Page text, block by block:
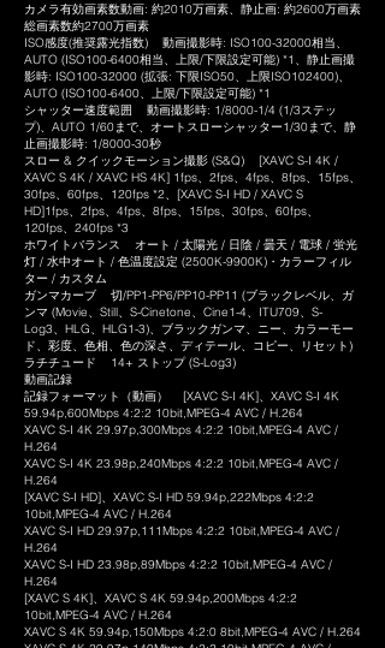
カメラ有効画素数動画: 約2010万画素、静止画: 約2600万画素
総画素数約2700万画素
ISO感度(推奨露光指数) 動画撮影時: ISO100-32000相当、
AUTO (ISO100-6400相当、上限/下限設定可能) *1、静止画撮
影時: ISO100-32000 (拡張: 下限ISO50、上限ISO102400)、
AUTO (ISO100-6400、上限/下限設定可能) *1
シャッター速度範囲 動画撮影時: 1/8000-1/4 (1/3ステッ
プ)、AUTO 1/60まで、オートスローシャッター1/30まで、静
止画撮影時: 1/8000-30秒
スロー & クイックモーション撮影 (S&Q) [XAVC S-I 4K /
XAVC S 4K / XAVC HS 4K] 1fps、2fps、4fps、8fps、15fps、
30fps、60fps、120fps *2、[XAVC S-I HD / XAVC S
HD]1fps、2fps、4fps、8fps、15fps、30fps、60fps、
120fps、240fps *3
ホワイトバランス オート / 太陽光 / 日陰 / 曇天 / 電球 / 蛍光
灯 / 水中オート / 色温度設定 (2500K-9900K)・カラーフィル
ター / カスタム
ガンマカーブ 切/PP1-PP6/PP10-PP11 (ブラックレベル、ガ
ンマ (Movie、Still、S-Cinetone、Cine1-4、ITU709、S-
Log3、HLG、HLG1-3)、ブラックガンマ、ニー、カラーモー
ド、彩度、色相、色の深さ、ディテール、コピー、リセット)
ラチチュード 14+ ストップ (S-Log3)
動画記録
記録フォーマット（動画） [XAVC S-I 4K]、XAVC S-I 4K
59.94p,600Mbps 4:2:2 10bit,MPEG-4 AVC / H.264
XAVC S-I 4K 29.97p,300Mbps 4:2:2 10bit,MPEG-4 AVC /
H.264
XAVC S-I 4K 23.98p,240Mbps 4:2:2 10bit,MPEG-4 AVC /
H.264
[XAVC S-I HD]、XAVC S-I HD 59.94p,222Mbps 4:2:2
10bit,MPEG-4 AVC / H.264
XAVC S-I HD 29.97p,111Mbps 4:2:2 10bit,MPEG-4 AVC /
H.264
XAVC S-I HD 23.98p,89Mbps 4:2:2 10bit,MPEG-4 AVC /
H.264
[XAVC S 4K]、XAVC S 4K 59.94p,200Mbps 4:2:2
10bit,MPEG-4 AVC / H.264
XAVC S 4K 59.94p,150Mbps 4:2:0 8bit,MPEG-4 AVC / H.264